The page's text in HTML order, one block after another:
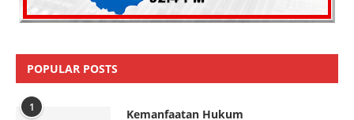
POPULAR POSTS
1 Kemanfaatan Hukum